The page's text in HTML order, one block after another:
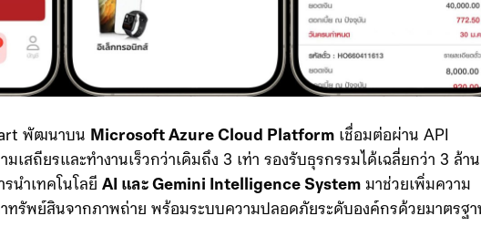
พัฒนาบนMicrosoft Azure Cloud Platformเชื่อมต่อผ่าน API
เสถียรและทำงานเร็วกว่าเดิมถึง 3 เท่า รองรับธุรกรรมได้เฉลี่ยกว่า 3 ล้าน
นำเทคโนโลยี